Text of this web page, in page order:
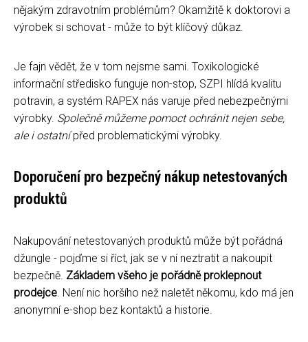
nějakým zdravotním problémům? Okamžitě k doktorovi a
výrobek si schovat - může to být klíčový důkaz.
Je fajn vědět, že v tom nejsme sami. Toxikologické
informační středisko funguje non-stop, SZPI hlídá kvalitu
potravin, a systém RAPEX nás varuje před nebezpečnými
výrobky. Společně můžeme pomoct ochránit nejen sebe,
ale i ostatnípřed problematickými výrobky.
Doporučení pro bezpečný nákup netestovaných
produktů
Nakupování netestovaných produktů může být pořádná
džungle - pojďme si říct, jak se v ní neztratit a nakoupit
bezpečně. Základem všeho je pořádně proklepnout
prodejce. Není nic horšího než naletět někomu, kdo má jen
anonymní e-shop bez kontaktů a historie.